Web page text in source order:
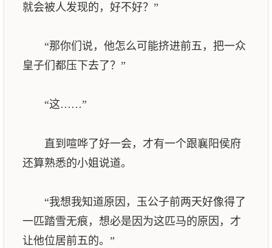
就会被人发现的，好不好？”
“那你们说，他怎么可能挤进前五，把一众
皇子们都压下去了？”
“这……”
直到喧哗了好一会，才有一个跟襄阳侯府
还算熟悉的小姐说道。
“我想我知道原因，玉公子前两天好像得了
一匹踏雪无痕，想必是因为这匹马的原因，才
让他位居前五的。”